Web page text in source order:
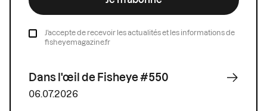
J’accepte de recevoir les actualités et les informations de
fisheyemagazine.fr
Dans l'œil de Fisheye #550
06.07.2026